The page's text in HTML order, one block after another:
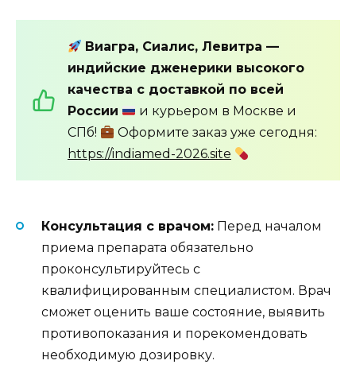
Виагра, Сиалис, Левитра —
индийские дженерики высокого
качества с доставкой по всей
России
и курьером в Москве и
СПб!
Оформите заказ уже сегодня:
https://indiamed-2026.site
Консультация с врачом: Перед началом
приема препарата обязательно
проконсультируйтесь с
квалифицированным специалистом. Врач
сможет оценить ваше состояние, выявить
противопоказания и порекомендовать
необходимую дозировку.